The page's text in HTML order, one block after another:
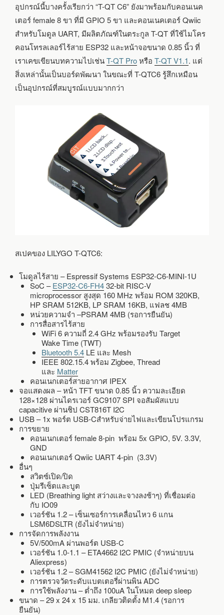
แบบ
สัมผัส
0.85
นิ้ว
อุปกรณ์นี้บางครั้งเรียกว่า “T-QT C6” ยังมาพร้อมกับคอนเนค
เตอร์ female 8 ขา ที่มี GPIO 5 ขา และคอนเนคเตอร์ Qwiic
สำหรับโมดูล UART, มีผลิตภัณฑ์ในตระกูล T-QT ที่ใช้ไมโคร
คอนโทรลเลอร์ไร้สาย ESP32 และหน้าจอขนาด 0.85 นิ้ว ที่
เราเคขเขียนบทความไปเช่นT-QT Proหรือ T-QT V1.1. แต่
สิ่งเหล่านั้นเป็นบอร์ดพัฒนา ในขณะที่ T-QTC6 รู้สึกเหมือน
เป็นอุปกรณ์ที่สมบูรณ์แบบมากกว่า
สเปคของ LILYGO T-QTC6:
โมดูลไร้สาย – Espressif Systems ESP32-C6-MINI-1U
SoC –ESP32-C6-FH432-bit RISC-V
microprocessor สูงสุด 160 MHz พร้อม ROM 320KB,
HP SRAM 512KB, LP SRAM 16KB, แฟลช 4MB
หน่วยความจำ –PSRAM 4MB (รอการยืนยัน)
การสื่อสารไร้สาย
WiFi 6 ความถี่ 2.4 GHz พร้อมรองรับ Target
Wake Time (TWT)
Bluetooth 5.4LE และ Mesh
IEEE 802.15.4 พร้อม Zigbee, Thread
และ Matter
คอนเนกเตอร์สายอากาศ IPEX
จอแสดงผล – หน้า TFT ขนาด 0.85 นิ้ว ความละเอียด
128×128 ผ่านไดรเวอร์ GC9107 SPI จอสัมผัสแบบ
capacitive ผ่านชิป CST816T I2C
USB – 1x พอร์ต USB-Cสำหรับจ่ายไฟและเขียนโปรแกรม
การขยาย
คอนเนกเตอร์ female 8-pin พร้อม 5x GPIO, 5V. 3.3V,
GND
คอนเนกเตอร์ Qwiic UART 4-pin (3.3V)
อื่นๆ
สวิตซ์เปิด/ปิด
ปุ่มรีเซ็ตและบูต
LED (Breathing light สว่างและจางลงช้าๆ) ที่เชื่อมต่อ
กับ IO09
เวอร์ชัน 1.2 – เซ็นเซอร์การเคลื่อนไหว 6 แกน
LSM6DSLTR (ยังไม่จำหน่าย)
การจัดการพลังงาน
5V/500mA ผ่านพอร์ต USB-C
เวอร์ชัน 1.0-1.1 – ETA4662 I2C PMIC (จำหน่ายบน
Aliexpress)
เวอร์ชัน 1.2 – SGM41562 I2C PMIC (ยังไม่จำหน่าย)
การตรวจวัดระดับแบตเตอรี่ผ่านพิน ADC
การใช้พลังงาน – ต่ำถึง 100uA ในโหมด deep sleep
ขนาด – 29 x 24 x 15 มม. เกลียวติดตั้ง M1.4 (รอการ
ยืนยัน)